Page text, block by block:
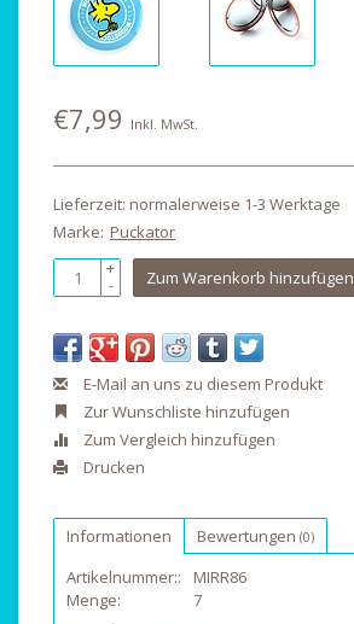
€7,99 Inkl. MwSt.
Lieferzeit: normalerweise 1-3 Werktage
Marke: Puckator
+
- Zum Warenkorb hinzufügen
E-Mail an uns zu diesem Produkt
Zur Wunschliste hinzufügen
Zum Vergleich hinzufügen
Drucken
Informationen Bewertungen (0)
Artikelnummer::
MIRR86
Menge:
7